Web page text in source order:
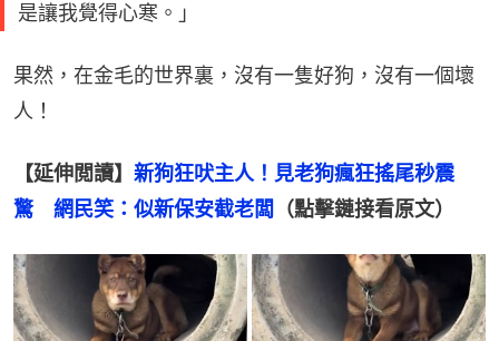
是讓我覺得心寒。」
果然，在金毛的世界裏，沒有一隻好狗，沒有一個壞
人！
【延伸閲讀】 新狗狂吠主人！見老狗瘋狂搖尾秒震
驚　網民笑：似新保安截老闆
（點擊鏈接看原文）